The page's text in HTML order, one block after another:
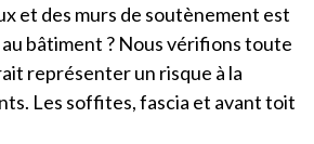
et des murs de soutènement est
bâtiment ? Nous vérifions toute
représenter un risque à la
Les soffites, fascia et avant toit